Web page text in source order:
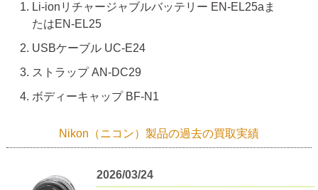
Li-ionリチャージャブルバッテリー EN-EL25aま
たはEN-EL25
USBケーブル UC-E24
ストラップ AN-DC29
ボディーキャップ BF-N1
Nikon（ニコン）製品の過去の買取実績
2026/03/24